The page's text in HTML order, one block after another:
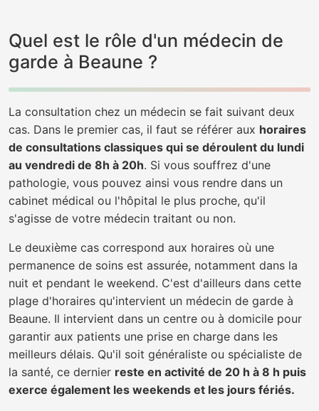
Quel est le rôle d'un médecin de
garde à Beaune ?
La consultation chez un médecin se fait suivant deux
cas. Dans le premier cas, il faut se référer aux horaires
de consultations classiques qui se déroulent du lundi
au vendredi de 8h à 20h. Si vous souffrez d'une
pathologie, vous pouvez ainsi vous rendre dans un
cabinet médical ou l'hôpital le plus proche, qu'il
s'agisse de votre médecin traitant ou non.
Le deuxième cas correspond aux horaires où une
permanence de soins est assurée, notamment dans la
nuit et pendant le weekend. C'est d'ailleurs dans cette
plage d'horaires qu'intervient un médecin de garde à
Beaune. Il intervient dans un centre ou à domicile pour
garantir aux patients une prise en charge dans les
meilleurs délais. Qu'il soit généraliste ou spécialiste de
la santé, ce dernier reste en activité de 20 h à 8 h puis
exerce également les weekends et les jours fériés.